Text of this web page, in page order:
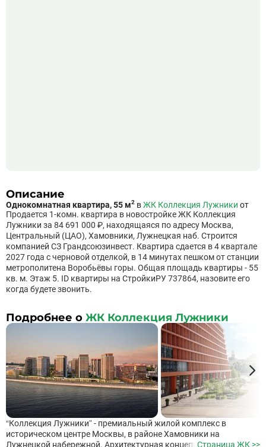
Описание
Однокомнатная квартира, 55 м2 вЖК Коллекция Лужники от
Продается 1-комн. квартира в новостройке ЖК Коллекция
Лужники за 84 691 000 ₽, находящаяся по адресу Москва,
Центральный (ЦАО), Хамовники, Лужнецкая наб. Строится
компанией СЗ Грандсоюзинвест. Квартира сдается в 4 квартале
2027 года с черновой отделкой, в 14 минутах пешком от станции
метрополитена Воробьёвы горы. Общая площадь квартиры - 55
кв. м. Этаж 5. ID квартиры на СтройкиРУ 737864, назовите его
когда будете звонить.
Подробнее о ЖК Коллекция Лужники
“Коллекция Лужники” - премиальный жилой комплекс в
историческом центре Москвы, в районе Хамовники на
Лужнецкой набережной. Архитектурная концепция комплекса
Страница ЖК >>